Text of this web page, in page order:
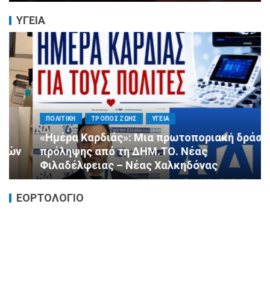
ΥΓΕΙΑ
ΠΟΛΙΤΙΚΗ ΤΡΟΠΟΣ ΖΩΗΣ ΥΓΕΙΑ
«Ημέρα Καρδιάς»: Μια πρωτοποριακή δράση
πρόληψης από τη ΔΗΜ.ΤΟ. Νέας
Φιλαδέλφειας – Νέας Χαλκηδόνας
ΕΟΡΤΟΛΟΓΙΟ